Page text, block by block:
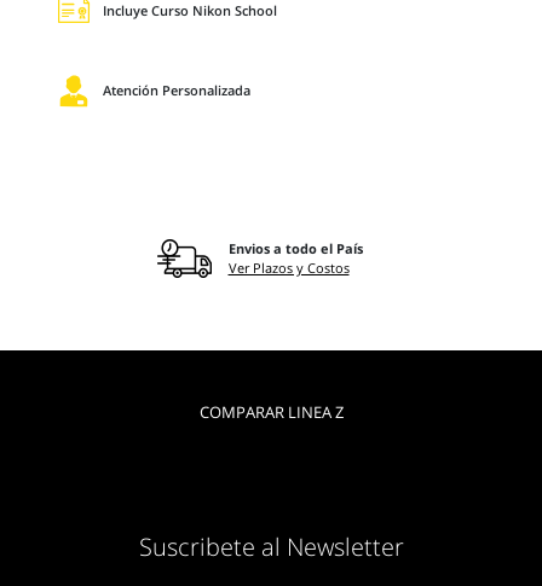
Incluye Curso Nikon School
Atención Personalizada
Envios a todo el País
Ver Plazos y Costos
COMPARAR LINEA Z
Suscribete al Newsletter